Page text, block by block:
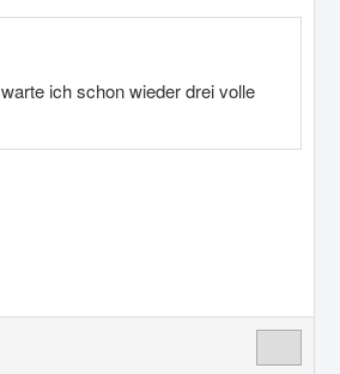
ich schon wieder drei volle